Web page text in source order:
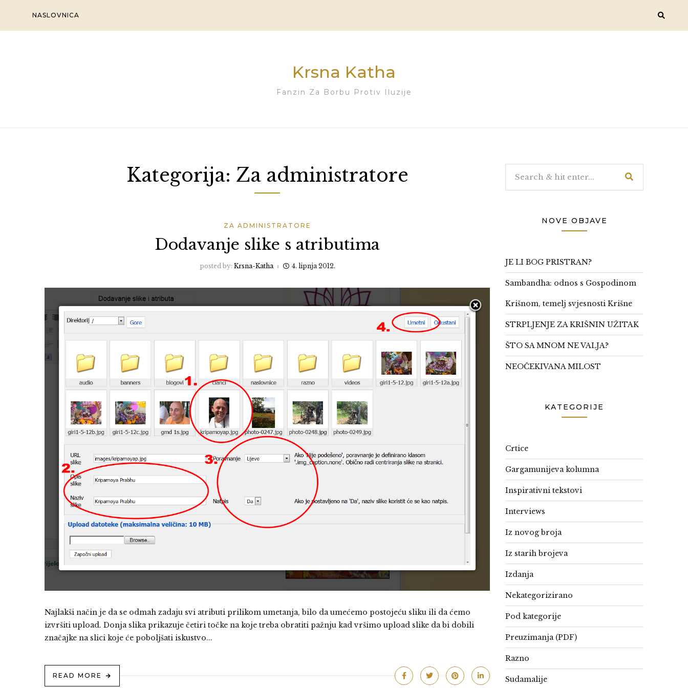
content
NASLOVNICA
Krsna Katha
Fanzin Za Borbu Protiv Iluzije
Kategorija: Za administratore
ZA ADMINISTRATORE
Dodavanje slike s atributima
posted by: Krsna-Katha 4. lipnja 2012.
Najlakši način je da se odmah zadaju svi atributi prilikom umetanja, bilo da umećemo postojeću sliku ili da ćemo
izvršiti upload. Donja slika prikazuje četiri točke na koje treba obratiti pažnju kad vršimo upload slike da bi dobili
značajke na slici koje će poboljšati iskustvo...
READ MORE
NOVE OBJAVE
JE LI BOG PRISTRAN?
Sambandha: odnos s Gospodinom
Krišnom, temelj svjesnosti Krišne
STRPLJENJE ZA KRIŠNIN UŽITAK
ŠTO SA MNOM NE VALJA?
NEOČEKIVANA MILOST
KATEGORIJE
Crtice
Gargamunijeva kolumna
Inspirativni tekstovi
Interviews
Iz novog broja
Iz starih brojeva
Izdanja
Nekategorizirano
Pod kategorije
Preuzimanja (PDF)
Razno
Sudamalije